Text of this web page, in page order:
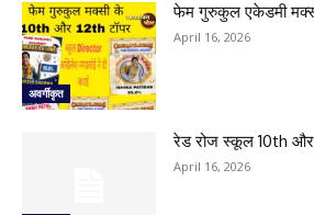
अवर्गीकृत
फेम गुरुकुल एकेडमी
April 16, 2026
रेड रोज स्कूल 10th और
April 16, 2026